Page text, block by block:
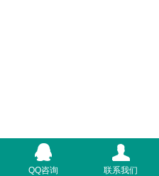
QQ咨询 联系我们